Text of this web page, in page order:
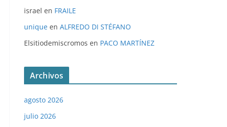
israel en FRAILE
unique en ALFREDO DI STÉFANO
Elsitiodemiscromos en PACO MARTÍNEZ
Archivos
agosto 2026
julio 2026